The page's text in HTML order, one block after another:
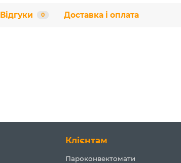
Відгуки 0 Доставка і оплата
Клієнтам
Пароконвектомати